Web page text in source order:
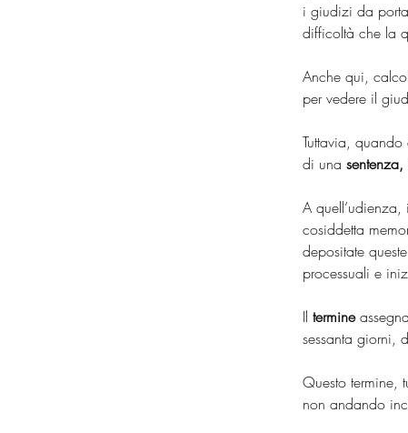
i giudizi da
difficoltà che la
Anche qui,
per vedere il
Tuttavia,
di una sentenza,
A quell’udienza,
cosiddetta
depositate
processuali e
Il termine
sessanta giorni,
Questo termine,
non andando